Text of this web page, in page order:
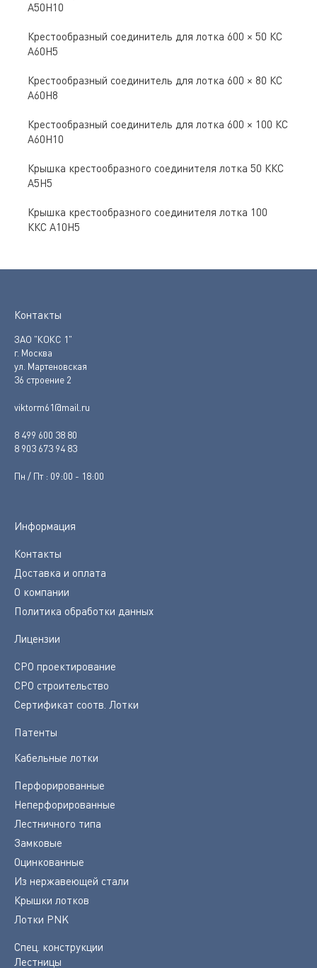
А50Н10
Крестообразный соединитель для лотка 600 × 50 КС
А60Н5
Крестообразный соединитель для лотка 600 × 80 КС
А60Н8
Крестообразный соединитель для лотка 600 × 100 КС
А60Н10
Крышка крестообразного соединителя лотка 50 ККС
А5Н5
Крышка крестообразного соединителя лотка 100
ККС А10Н5
Контакты
ЗАО "КОКС 1"
г. Москва
ул. Мартеновская
36 строение 2
viktorm61@mail.ru
8 499 600 38 80
8 903 673 94 83
Пн / Пт : 09:00 - 18:00
Информация
Контакты
Доставка и оплата
О компании
Политика обработки данных
Лицензии
СРО проектирование
СРО строительство
Сертификат соотв. Лотки
Патенты
Кабельные лотки
Перфорированные
Неперфорированные
Лестничного типа
Замковые
Оцинкованные
Из нержавеющей стали
Крышки лотков
Лотки PNK
Спец. конструкции
Лестницы